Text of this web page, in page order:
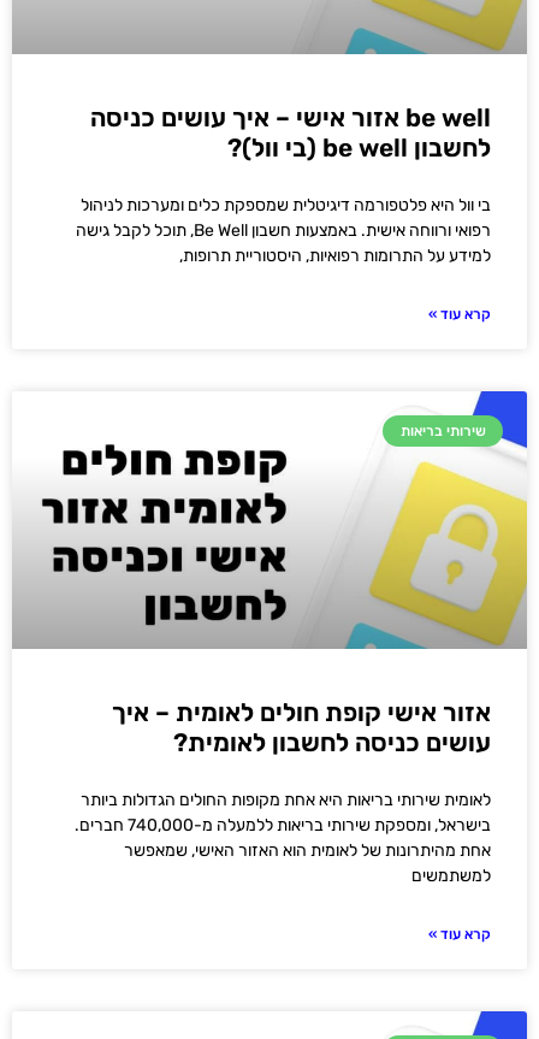
be well אזור אישי – איך עושים כניסה
לחשבון be well (בי וול)?
בי וול היא פלטפורמה דיגיטלית שמספקת כלים ומערכות לניהול
רפואי ורווחה אישית. באמצעות חשבון Be Well, תוכל לקבל גישה
למידע על התרומות רפואיות, היסטוריית תרופות,
קרא עוד »
שירותי בריאות
אזור אישי קופת חולים לאומית – איך
עושים כניסה לחשבון לאומית?
לאומית שירותי בריאות היא אחת מקופות החולים הגדולות ביותר
בישראל, ומספקת שירותי בריאות ללמעלה מ-740,000 חברים.
אחת מהיתרונות של לאומית הוא האזור האישי, שמאפשר
למשתמשים
קרא עוד »